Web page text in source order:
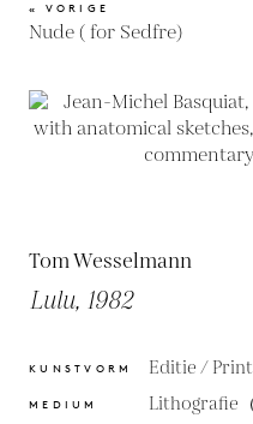
« VORIGE
Nude ( for Sedfre)
Tom Wesselmann
Lulu, 1982
KUNSTVORM Editie / Print
MEDIUM Lithografie